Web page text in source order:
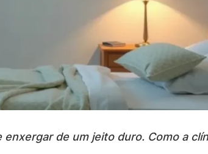
de um jeito duro. Como a